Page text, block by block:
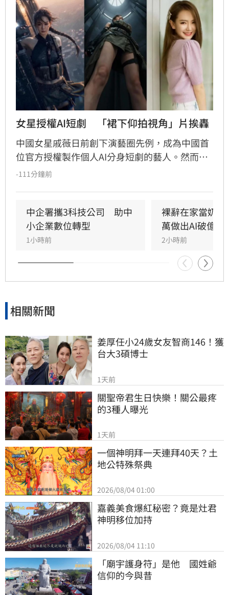
女星授權AI短劇　「裙下仰拍視角」片挨轟
中國女星戚薇日前創下演藝圈先例，成為中國首
位官方授權製作個人AI分身短劇的藝人。然而，
由戚薇AI分身演出的首部作品《末日盛夏》今（7
視角」，鏡頭直接從角色雙腿之間低角度直視裙
底，被指帶有強烈的偷窺暗示，導致原本備受期
待的AI技術創新慘遭好評翻車。
-111分鐘前
中企署攜3科技公司　助中
小企業數位轉型
1小時前
裸辭在家當奶
萬做出AI破億神
2小時前
相關新聞
姜厚任小24歲女友智商146！獲
台大3碩博士
1天前
關聖帝君生日快樂！關公最疼
的3種人曝光
1天前
一個神明拜一天連拜40天？土
地公特殊祭典
2026/08/04 01:00
嘉義美食爆紅秘密？竟是灶君
神明移位加持
2026/08/04 11:10
「廟宇護身符」是他　國姓爺
信仰的今與昔